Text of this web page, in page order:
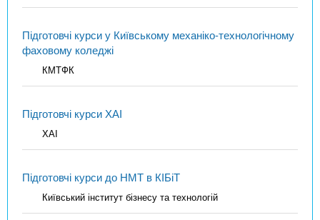
Підготовчі курси у Київському механіко-технологічному
фаховому коледжі
КМТФК
Підготовчі курси ХАІ
ХАІ
Підготовчі курси до НМТ в КІБіТ
Київський інститут бізнесу та технологій